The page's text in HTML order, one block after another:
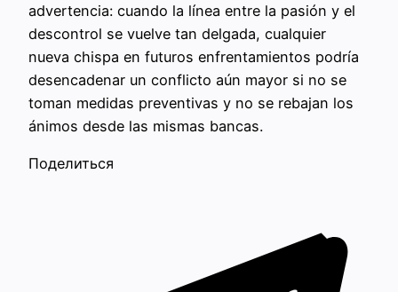
advertencia: cuando la línea entre la pasión y el
descontrol se vuelve tan delgada, cualquier
nueva chispa en futuros enfrentamientos podría
desencadenar un conflicto aún mayor si no se
toman medidas preventivas y no se rebajan los
ánimos desde las mismas bancas.
Поделиться